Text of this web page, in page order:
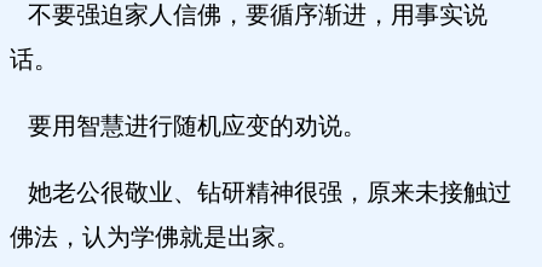
不要强迫家人信佛，要循序渐进，用事实说
话。
要用智慧进行随机应变的劝说。
她老公很敬业、钻研精神很强，原来未接触过
佛法，认为学佛就是出家。